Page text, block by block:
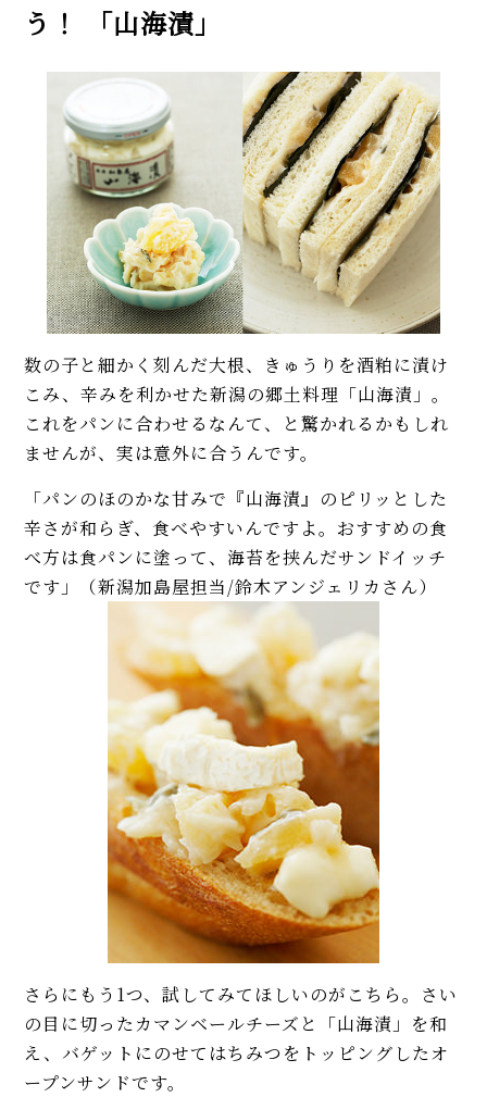
う！ 「山海漬」
数の子と細かく刻んだ大根、きゅうりを酒粕に漬け
こみ、辛みを利かせた新潟の郷土料理「山海漬」。
これをパンに合わせるなんて、と驚かれるかもしれ
ませんが、実は意外に合うんです。
「パンのほのかな甘みで『山海漬』のピリッとした
辛さが和らぎ、食べやすいんですよ。おすすめの食
べ方は食パンに塗って、海苔を挟んだサンドイッチ
です」（新潟加島屋担当/鈴木アンジェリカさん）
さらにもう1つ、試してみてほしいのがこちら。さい
の目に切ったカマンベールチーズと「山海漬」を和
え、バゲットにのせてはちみつをトッピングしたオ
ープンサンドです。